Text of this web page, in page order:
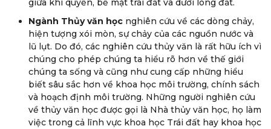
giữa khí quyển, bề mặt trái đất và dưới lòng đất.
Ngành Thủy văn học nghiên cứu về các dòng chảy,
hiện tượng xói mòn, sự chảy của các nguồn nước và
lũ lụt. Do đó, các nghiên cứu thủy văn là rất hữu ích vì
chúng cho phép chúng ta hiểu rõ hơn về thế giới
chúng ta sống và cũng như cung cấp những hiểu
biết sâu sắc hơn về khoa học môi trường, chính sách
và hoạch định môi trường. Những người nghiên cứu
về thủy văn học được gọi là Nhà thủy văn học, họ làm
việc trong cả lĩnh vực khoa học Trái đất hay khoa học